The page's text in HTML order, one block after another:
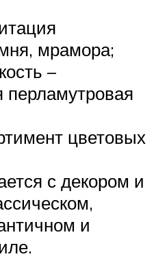
мрамора;
–
перламутровая
цветовых
с декором и
и